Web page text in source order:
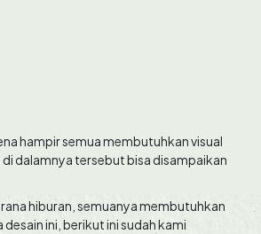
hampir semua membutuhkan visual
dalamnya tersebut bisa disampaikan
hiburan, semuanya membutuhkan
ini, berikut ini sudah kami